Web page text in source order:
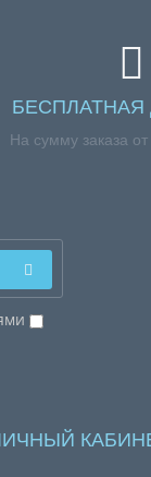
БЕСПЛАТНАЯ
На сумму заказа